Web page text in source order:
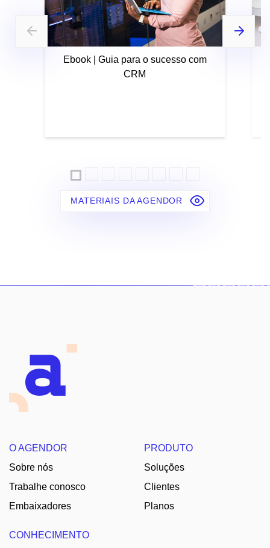
Ebook | Guia para o sucesso com
CRM
MATERIAIS DA AGENDOR
O AGENDOR
Sobre nós
Trabalhe conosco
Embaixadores
PRODUTO
Soluções
Clientes
Planos
CONHECIMENTO